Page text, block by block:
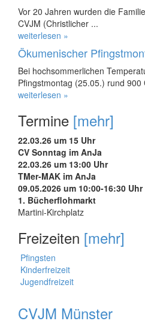
Vor 20 Jahren wurden die
CVJM (Christlicher ...
weiterlesen »
Ökumenischer
Bei hochsommerlichen
Pfingstmontag (25.05.) rund 900
weiterlesen »
Termine [mehr]
22.03.26 um 15 Uhr
CV Sonntag im AnJa
22.03.26 um 13:00 Uhr
TMer-MAK im AnJa
09.05.2026 um 10:00-16:30 Uhr
1. Bücherflohmarkt
Martini-Kirchplatz
Freizeiten [mehr]
Pfingsten
Kinderfreizeit
Jugendfreizeit
CVJM Münster